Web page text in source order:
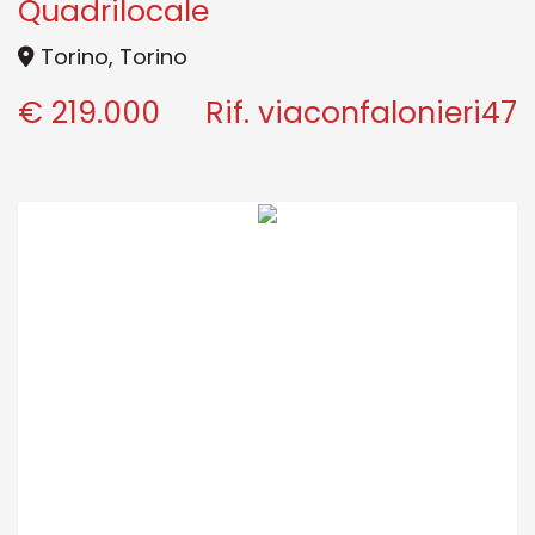
Contatti
Dove Siamo
Vendi Casa?
Quadrilocale
Torino, Torino
€ 219.000 Rif. viaconfalonieri47